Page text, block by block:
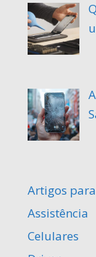
Artigos para
Assistência
Celulares